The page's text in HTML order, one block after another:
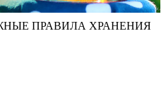
ПРАВИЛА ХРАНЕНИЯ